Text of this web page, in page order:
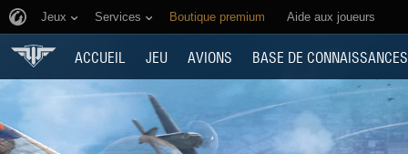
Jeux Services Boutique premium Aide aux joueurs
ACCUEIL JEU AVIONS BASE DE CONNAISSANCES